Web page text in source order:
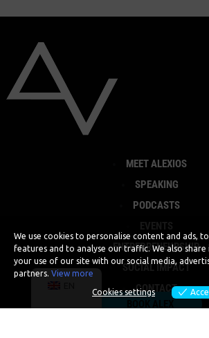
MEET ALEXIOS
SPEAKING
PODCASTS
ENTREPRENEURSHIP
SOCIAL IMPACT
CONTACT
We use cookies to personalise content and ads,
features and to analyse our traffic. We also
your use of our site with our social media,
partners. View more
Cookies settings